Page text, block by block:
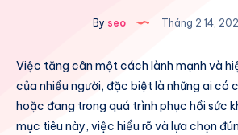
By seo Tháng 2 14,
Việc tăng cân một cách lành mạnh và
của nhiều người, đặc biệt là những ai có
hoặc đang trong quá trình phục hồi sức
mục tiêu này, việc hiểu rõ và lựa chọn